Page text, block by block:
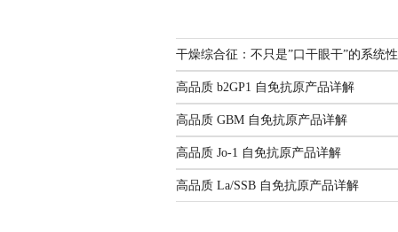
干燥综合征：不只是”口干眼干”的系统
高品质 b2GP1 自免抗原产品详解
高品质 GBM 自免抗原产品详解
高品质 Jo-1 自免抗原产品详解
高品质 La/SSB 自免抗原产品详解